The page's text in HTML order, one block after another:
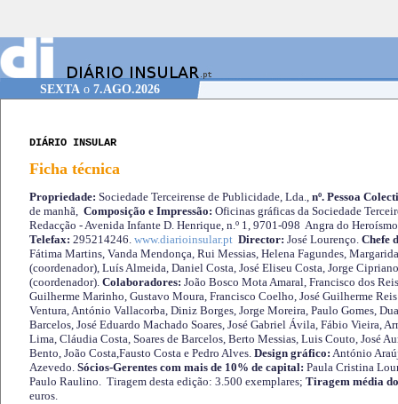
SEXTA o 7.AGO.2026
DIÁRIO INSULAR
Ficha técnica
Propriedade: Sociedade Terceirense de Publicidade, Lda., nº. Pessoa
de manhã, Composição e Impressão: Oficinas gráficas da Sociedade
Redacção - Avenida Infante D. Henrique, n.º 1, 9701-098 Angra do
Telefax: 295214246. www.diarioinsular.pt Director: José Lourenço. Chefe
Fátima Martins, Vanda Mendonça, Rui Messias, Helena Fagundes,
(coordenador), Luís Almeida, Daniel Costa, José Eliseu Costa, Jorge
(coordenador). Colaboradores: João Bosco Mota Amaral, Francisco dos
Guilherme Marinho, Gustavo Moura, Francisco Coelho, José Guilherme
Ventura, António Vallacorba, Diniz Borges, Jorge Moreira, Paulo Gomes,
Barcelos, José Eduardo Machado Soares, José Gabriel Ávila, Fábio Vieira,
Lima, Cláudia Costa, Soares de Barcelos, Berto Messias, Luis Couto, José
Bento, João Costa,Fausto Costa e Pedro Alves. Design gráfico: António
Azevedo. Sócios-Gerentes com mais de 10% de capital: Paula Cristina
Paulo Raulino. Tiragem desta edição: 3.500 exemplares; Tiragem média
euros.